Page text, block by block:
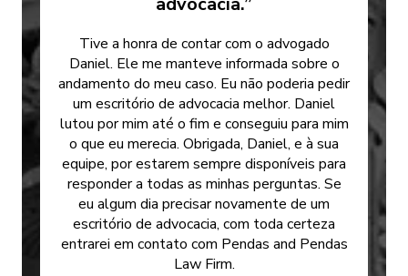
Tive a honra de contar com o advogado
Daniel. Ele me manteve informada sobre o
andamento do meu caso. Eu não poderia pedir
um escritório de advocacia melhor. Daniel
lutou por mim até o fim e conseguiu para mim
o que eu merecia. Obrigada, Daniel, e à sua
equipe, por estarem sempre disponíveis para
responder a todas as minhas perguntas. Se
eu algum dia precisar novamente de um
escritório de advocacia, com toda certeza
entrarei em contato com Pendas and Pendas
Law Firm.